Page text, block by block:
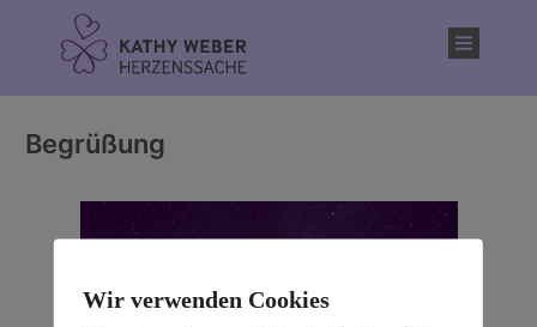
Begrüßung
Wir verwenden Cookies